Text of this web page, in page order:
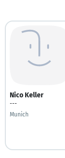
Nico Keller
---
Munich